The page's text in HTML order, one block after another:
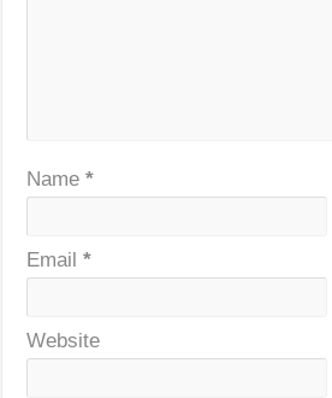
Name*
Email*
Website